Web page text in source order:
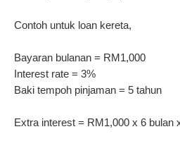
Contoh untuk loan kereta,
Bayaran bulanan = RM1,000
Interest rate = 3%
Baki tempoh pinjaman = 5 tahun
Extra interest = RM1,000 x 6 bulan